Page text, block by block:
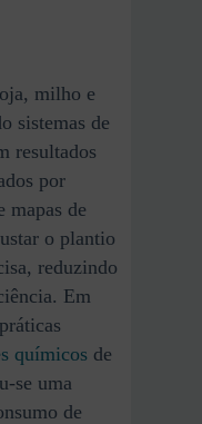
milho e
sistemas de
resultados
por
mapas de
o plantio
reduzindo
Em
químicos de
se uma
de